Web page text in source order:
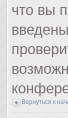
что вы
Вернуться к